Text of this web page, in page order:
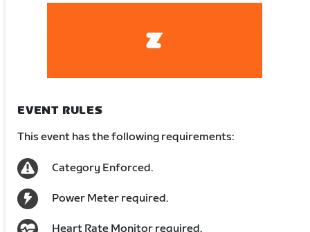
EVENT RULES
This event has the following requirements:
Category Enforced.
Power Meter required.
Heart Rate Monitor required.